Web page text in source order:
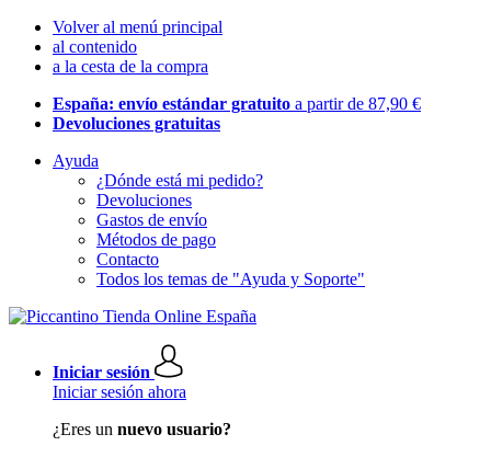
Volver al menú principal
al contenido
a la cesta de la compra
España: envío estándar gratuito a partir de 87,90 €
Devoluciones gratuitas
Ayuda
¿Dónde está mi pedido?
Devoluciones
Gastos de envío
Métodos de pago
Contacto
Todos los temas de "Ayuda y Soporte"
Iniciar sesión
Iniciar sesión ahora
¿Eres un nuevo usuario?